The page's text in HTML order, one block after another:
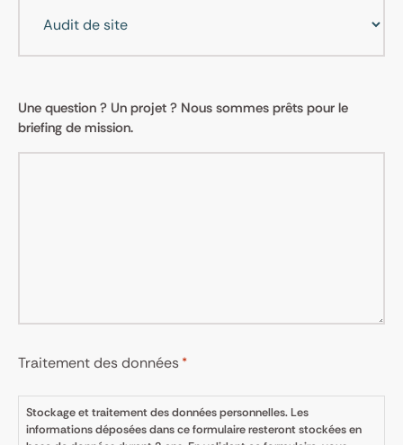
*
Une question ? Un projet ? Nous sommes prêts pour le
briefing de mission.
Traitement des données *
Stockage et traitement des données personnelles. Les
informations déposées dans ce formulaire resteront stockées en